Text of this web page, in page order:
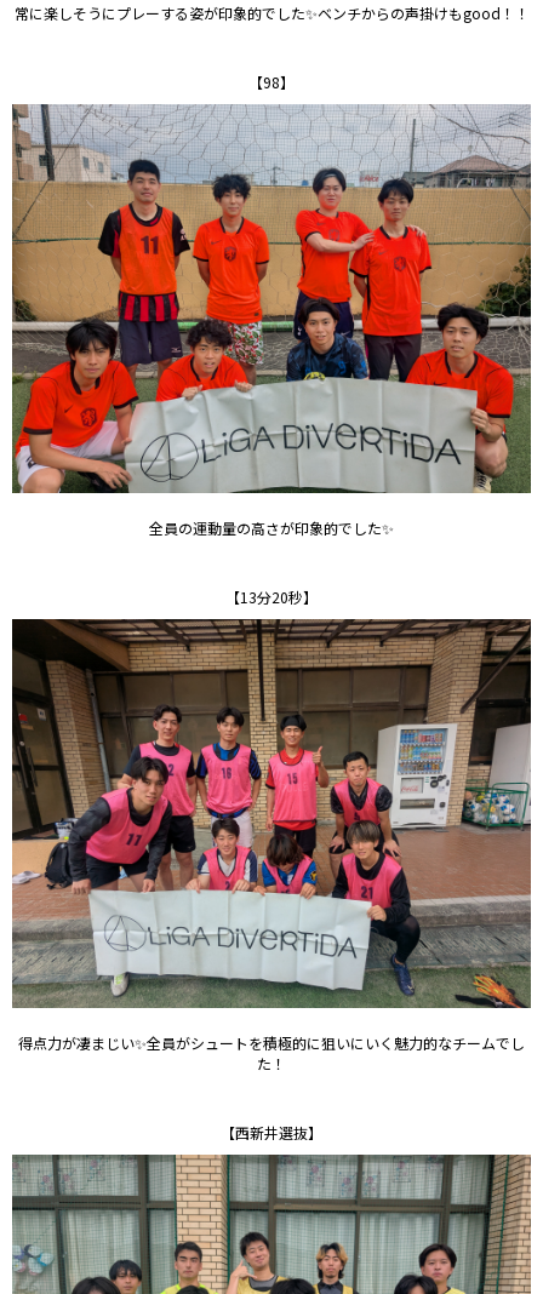
常に楽しそうにプレーする姿が印象的でした✨ベンチからの声掛けもgood！！
【98】
全員の運動量の高さが印象的でした✨
【13分20秒】
得点力が凄まじい✨全員がシュートを積極的に狙いにいく魅力的なチームでし
た！
【西新井選抜】